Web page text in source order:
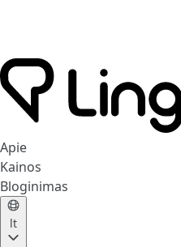
Apie
Kainos
Bloginimas
lt